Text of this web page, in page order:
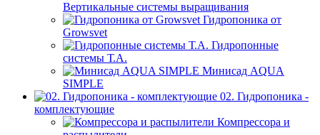
Вертикальные системы выращивания
Гидропоника от
Growsvet
Гидропонные
системы Т.A.
Минисад AQUA
SIMPLE
02. Гидропоника -
комплектующие
Компрессора и